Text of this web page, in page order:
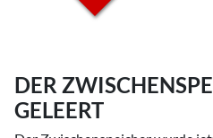
DER
GELEERT